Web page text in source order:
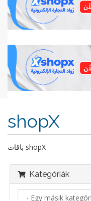
shopX
باقات shopX
Kategóriák